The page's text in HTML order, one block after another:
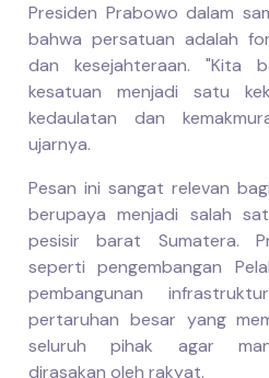
Presiden Prabowo dalam
bahwa persatuan adalah
dan kesejahteraan. "Kita
kesatuan menjadi satu
kedaulatan dan
ujarnya.
Pesan ini sangat relevan
berupaya menjadi salah
pesisir barat Sumatera.
seperti pengembangan
pembangunan
pertaruhan besar yang
seluruh pihak agar
dirasakan oleh rakyat.